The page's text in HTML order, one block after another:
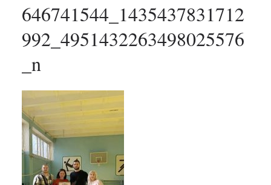
646741544_1435437831712
992_4951432263498025576
_n